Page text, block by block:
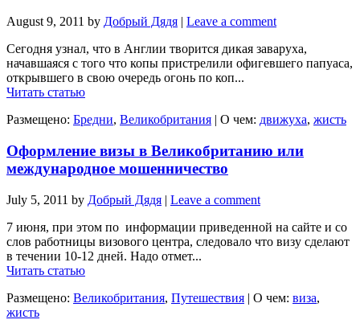
August 9, 2011 by Добрый Дядя | Leave a comment
Сегодня узнал, что в Англии творится дикая заваруха,
начавшаяся с того что копы пристрелили офигевшего папуаса,
открывшего в свою очередь огонь по коп...
Читать статью
Размещено: Бредни, Великобритания | О чем: движуха, жисть
Оформление визы в Великобританию или
международное мошенничество
July 5, 2011 by Добрый Дядя | Leave a comment
7 июня, при этом по информации приведенной на сайте и со
слов работницы визового центра, следовало что визу сделают
в течении 10-12 дней. Надо отмет...
Читать статью
Размещено: Великобритания, Путешествия | О чем: виза,
жисть